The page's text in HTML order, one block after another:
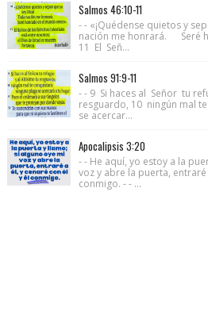
Salmos 46:10-11
- - «¡Quédense quietos y
nación me honrará. Seré
11 El Señ...
Salmos 91:9-11
- - 9 Si haces al Señor tu
resguardo, 10 ningún mal
se acercar...
Apocalipsis 3:20
- - He aquí, yo estoy a la
voz y abre la puerta, entraré
conmigo. - - ...